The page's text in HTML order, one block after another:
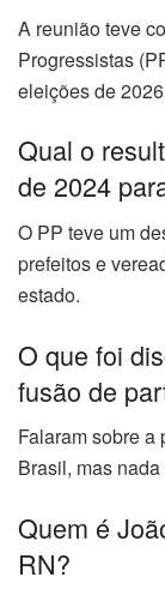
A reunião teve
Progressistas
eleições de
Qual o
de 2024
O PP teve um
prefeitos e
estado.
O que foi
fusão de
Falaram sobre
Brasil, mas
Quem é
RN?